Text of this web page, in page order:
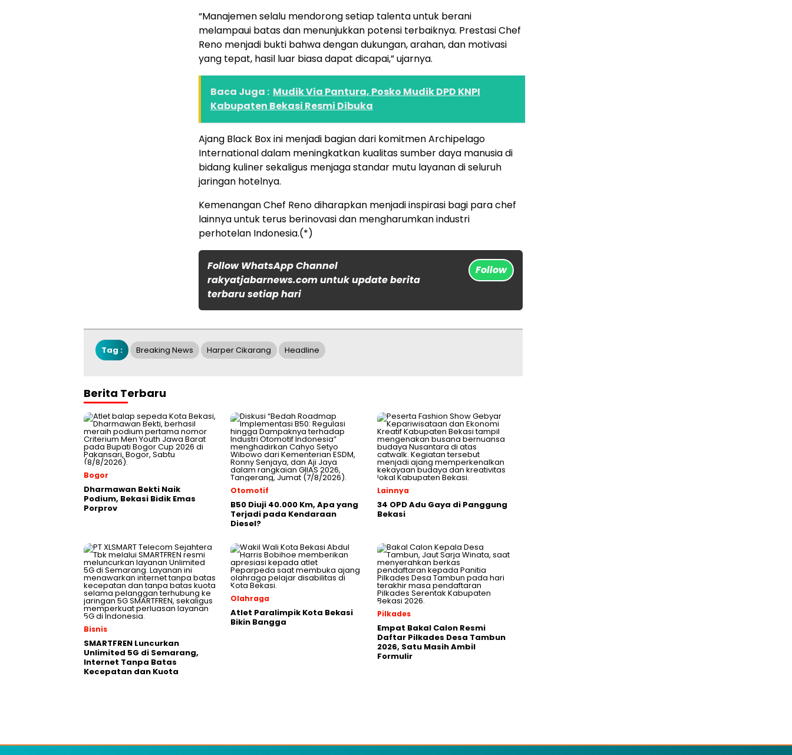
“Manajemen selalu mendorong setiap talenta untuk berani
melampaui batas dan menunjukkan potensi terbaiknya. Prestasi Chef
Reno menjadi bukti bahwa dengan dukungan, arahan, dan motivasi
yang tepat, hasil luar biasa dapat dicapai,” ujarnya.
Baca Juga : Mudik Via Pantura, Posko Mudik DPD KNPI
Kabupaten Bekasi Resmi Dibuka
Ajang Black Box ini menjadi bagian dari komitmen Archipelago
International dalam meningkatkan kualitas sumber daya manusia di
bidang kuliner sekaligus menjaga standar mutu layanan di seluruh
jaringan hotelnya.
Kemenangan Chef Reno diharapkan menjadi inspirasi bagi para chef
lainnya untuk terus berinovasi dan mengharumkan industri
perhotelan Indonesia.(*)
Follow WhatsApp Channel
rakyatjabarnews.com untuk update berita
terbaru setiap hari
Follow
Tag : Breaking News Harper Cikarang Headline
Berita Terbaru
Bogor
Dharmawan Bekti Naik
Podium, Bekasi Bidik Emas
Porprov
Otomotif
B50 Diuji 40.000 Km, Apa yang
Terjadi pada Kendaraan
Diesel?
Lainnya
34 OPD Adu Gaya di Panggung
Bekasi
Bisnis
SMARTFREN Luncurkan
Unlimited 5G di Semarang,
Internet Tanpa Batas
Kecepatan dan Kuota
Olahraga
Atlet Paralimpik Kota Bekasi
Bikin Bangga
Pilkades
Empat Bakal Calon Resmi
Daftar Pilkades Desa Tambun
2026, Satu Masih Ambil
Formulir